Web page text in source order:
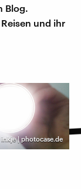
Blog.
und ihr
inkje | photocase.de